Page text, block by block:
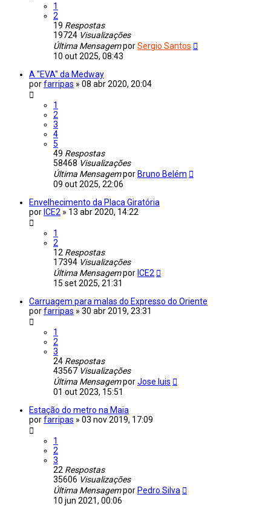
1
2
19 Respostas
19724 Visualizações
Última MensagemporSergio Santos
10 out 2025, 08:43
A "EVA" da Medway
porfarripas » 08 abr 2020, 20:04
1
2
3
4
5
49 Respostas
58468 Visualizações
Última Mensagempor Bruno Belém
09 out 2025, 22:06
Envelhecimento da Placa Giratória
por ICE2 » 13 abr 2020, 14:22
1
2
12 Respostas
17394 Visualizações
Última Mensagempor ICE2
15 set 2025, 21:31
Carruagem para malas do Expresso do Oriente
porfarripas » 30 abr 2019, 23:31
1
2
3
24 Respostas
43567 Visualizações
Última MensagemporJose luis
01 out 2023, 15:51
Estação do metro na Maia
porfarripas » 03 nov 2019, 17:09
1
2
3
22 Respostas
35606 Visualizações
Última Mensagempor Pedro Silva
10 jun 2021, 00:06